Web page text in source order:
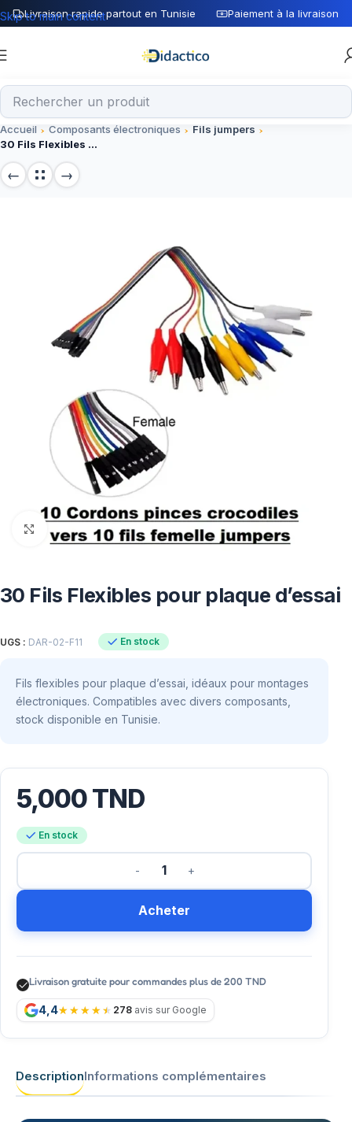
Livraison rapide partout en Tunisie Paiement à la livraison
Skip to main content
Accueil Composants électroniques
Fils jumpers
30 Fils Flexibles pour plaque d’essai
Click to enlarge
30 Fils Flexibles pour plaque d’essai
UGS : DAR-02-F11 En stock
Fils flexibles pour plaque d’essai, idéaux pour montages
électroniques. Compatibles avec divers composants,
stock disponible en Tunisie.
5,000TND
En stock
Acheter
Livraison gratuite pour commandes plus de 200 TND
4,4 278 avis sur Google
DescriptionInformations complémentaires